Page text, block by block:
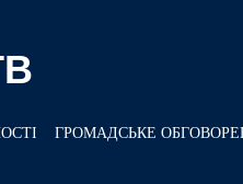
ГРОМАДСЬКЕ